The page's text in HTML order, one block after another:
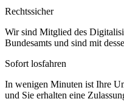
Rechtssicher
Wir sind Mitglied des
Bundesamts und sind mit
Sofort losfahren
In wenigen Minuten ist Ihre
und Sie erhalten eine